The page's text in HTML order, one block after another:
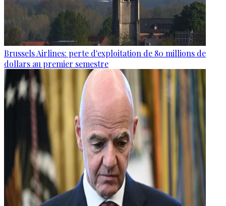
Brussels Airlines: perte d'exploitation de 80 millions de
dollars au premier semestre